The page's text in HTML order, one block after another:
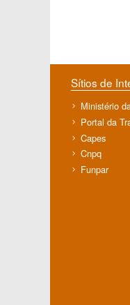
Sítios de
Ministério
Portal da
Capes
Cnpq
Funpar